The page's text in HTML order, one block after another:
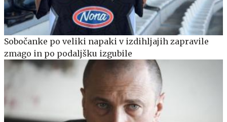
Sobočanke po veliki napaki v izdihljajih zapravile
zmago in po podaljšku izgubile